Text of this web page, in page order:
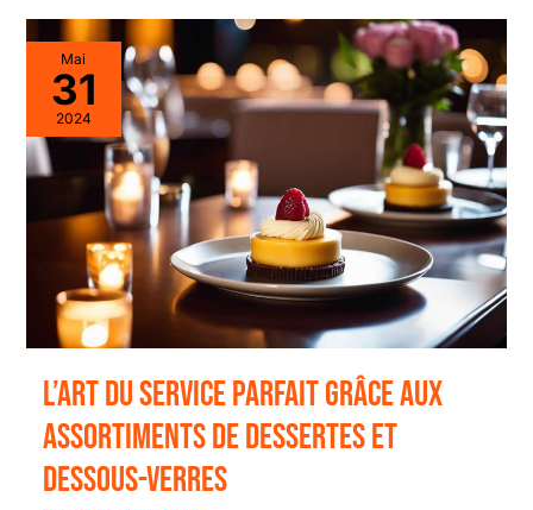
Mai
31
2024
L’art du service parfait grâce aux
assortiments de dessertes et
dessous-verres